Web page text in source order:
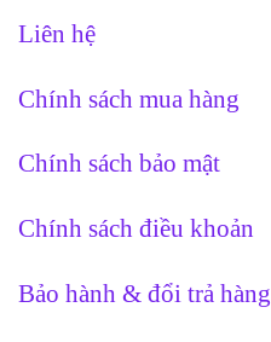
Liên hệ
Chính sách mua hàng
Chính sách bảo mật
Chính sách điều khoản
Bảo hành & đổi trả hàng